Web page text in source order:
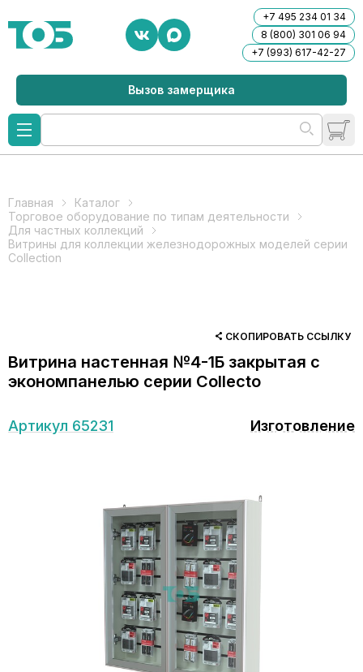
+7 495 234 01 34
8 (800) 301 06 94
+7 (993) 617-42-27
Вызов замерщика
Главная
Каталог
Торговое оборудование по типам деятельности
Для частных коллекций
Витрины для коллекции железнодорожных моделей серии
Collection
СКОПИРОВАТЬ ССЫЛКУ
Витрина настенная №4-1Б закрытая с
экономпанелью серии Collecto
Артикул 65231 Изготовление